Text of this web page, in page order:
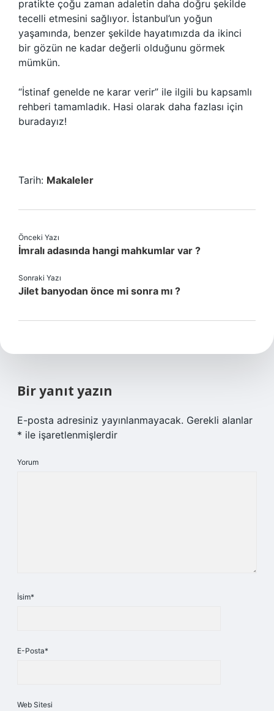
pratikte çoğu zaman adaletin daha doğru şekilde
tecelli etmesini sağlıyor. İstanbul’un yoğun
yaşamında, benzer şekilde hayatımızda da ikinci
bir gözün ne kadar değerli olduğunu görmek
mümkün.
“İstinaf genelde ne karar verir” ile ilgili bu kapsamlı
rehberi tamamladık. Hasi olarak daha fazlası için
buradayız!
Tarih: Makaleler
Önceki Yazı
İmralı adasında hangi mahkumlar var ?
Sonraki Yazı
Jilet banyodan önce mi sonra mı ?
Bir yanıt yazın
E-posta adresiniz yayınlanmayacak. Gerekli alanlar
* ile işaretlenmişlerdir
Yorum
İsim*
E-Posta*
Web Sitesi